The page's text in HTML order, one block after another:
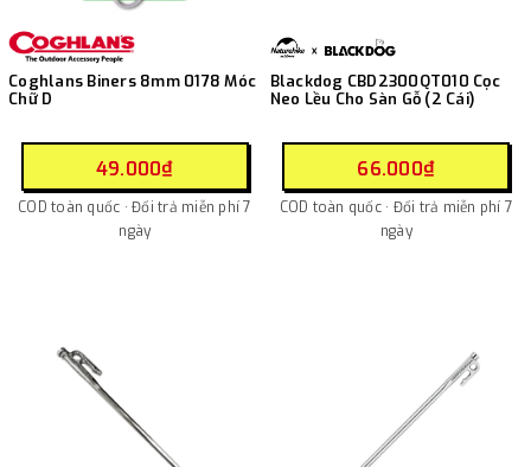
Coghlans Biners 8mm 0178 Móc
Chữ D
49.000₫
COD toàn quốc · Đổi trả miễn phí 7
ngày
Blackdog CBD2300QT010 Cọc
Neo Lều Cho Sàn Gỗ (2 Cái)
66.000₫
COD toàn quốc · Đổi trả miễn phí 7
ngày